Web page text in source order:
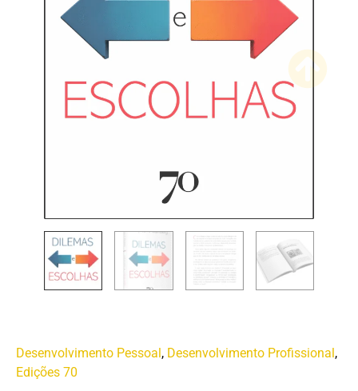
Desenvolvimento Pessoal, Desenvolvimento Profissional,
Edições 70